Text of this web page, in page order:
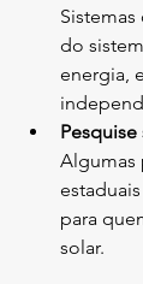
do
energia,
Algumas
para
solar.